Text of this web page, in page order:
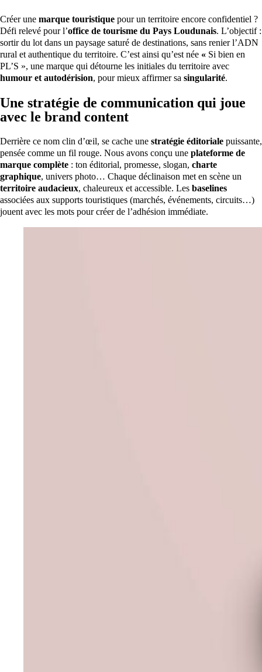
Créer une marque touristique pour un territoire encore confidentiel ?
Défi relevé pour l’office de tourisme du Pays Loudunais. L’objectif :
sortir du lot dans un paysage saturé de destinations, sans renier l’ADN
rural et authentique du territoire. C’est ainsi qu’est née « Si bien en
PL’S », une marque qui détourne les initiales du territoire avec
humour et autodérision, pour mieux affirmer sa singularité.
Une stratégie de communication qui joue
avec le brand content
Derrière ce nom clin d’œil, se cache une stratégie éditoriale puissante,
pensée comme un fil rouge. Nous avons conçu une plateforme de
marque complète : ton éditorial, promesse, slogan, charte
graphique, univers photo… Chaque déclinaison met en scène un
territoire audacieux, chaleureux et accessible. Les baselines
associées aux supports touristiques (marchés, événements, circuits…)
jouent avec les mots pour créer de l’adhésion immédiate.